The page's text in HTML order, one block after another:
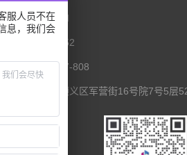
0l0-5286777I
：138 1111 I452
：0I0-8235l027-808
址：北京市顺义区军营街16号院7号5层
服人员不在
息，我们会